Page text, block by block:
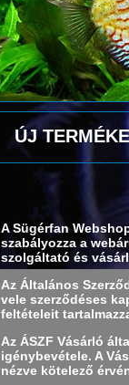
ÚJ
A Sügérfan
szabályozza a
szolgáltató és
Az Általános
vele szerződéses
feltételeit
Az ÁSZF Vásárló
igénybevétele. A
nézve kötelező